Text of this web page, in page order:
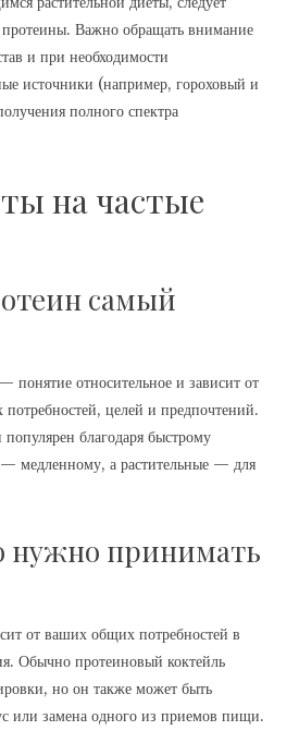
протеины. Важно обращать внимание
и при необходимости
источники (например, гороховый и
полного спектра
на частые
самый
относительное и зависит от
целей и предпочтений.
благодаря быстрому
медленному, а растительные — для
нужно принимать
от ваших общих потребностей в
Обычно протеиновый коктейль
но он также может быть
или замена одного из приемов пищи.